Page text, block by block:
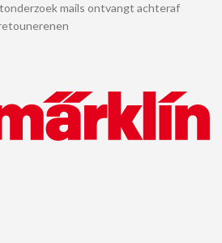
mails ontvangt achteraf